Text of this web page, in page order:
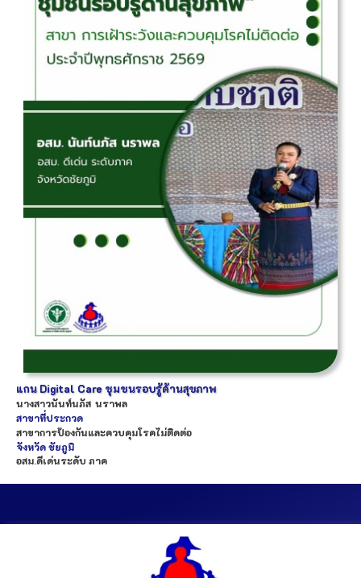
แกน Digital Care ชุมชนรอบรู้ด้านสุขภาพ
นางสาวนันท์นภัส นราพล
สาขาที่ประกวด
สาขาการป้องกันและควบคุมโรคไม่ติดต่อ
จังหวัดชัยภูมิ
อสม.ดีเด่นระดับ ภาค